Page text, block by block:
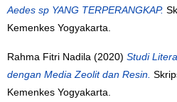
Aedes sp YANG TERPERANGKAP.
Kemenkes Yogyakarta.
Rahma Fitri Nadila (2020) Studi
dengan Media Zeolit dan Resin.
Kemenkes Yogyakarta.